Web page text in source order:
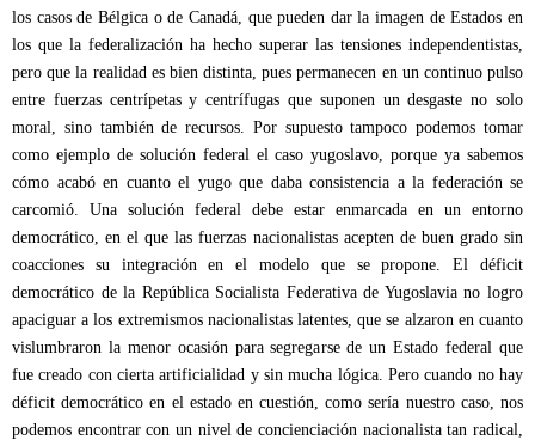
los casos de Bélgica o de Canadá, que pueden dar la imagen de Estados en
los que la federalización ha hecho superar las tensiones independentistas,
pero que la realidad es bien distinta, pues permanecen en un continuo pulso
entre fuerzas centrípetas y centrífugas que suponen un desgaste no solo
moral, sino también de recursos. Por supuesto tampoco podemos tomar
como ejemplo de solución federal el caso yugoslavo, porque ya sabemos
cómo acabó en cuanto el yugo que daba consistencia a la federación se
carcomió. Una solución federal debe estar enmarcada en un entorno
democrático, en el que las fuerzas nacionalistas acepten de buen grado sin
coacciones su integración en el modelo que se propone. El déficit
democrático de la República Socialista Federativa de Yugoslavia no logro
apaciguar a los extremismos nacionalistas latentes, que se alzaron en cuanto
vislumbraron la menor ocasión para segregarse de un Estado federal que
fue creado con cierta artificialidad y sin mucha lógica. Pero cuando no hay
déficit democrático en el estado en cuestión, como sería nuestro caso, nos
podemos encontrar con un nivel de concienciación nacionalista tan radical,